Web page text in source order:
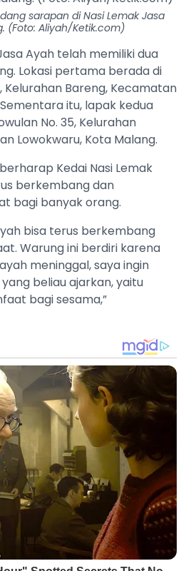
sarapan di Nasi Lemak Jasa
(Foto: Aliyah/Ketik.com)
Ayah telah memiliki dua
Lokasi pertama berada di
Kelurahan Bareng, Kecamatan
itu, lapak kedua
No. 35, Kelurahan
Lowokwaru, Kota Malang.
Kedai Nasi Lemak
berkembang dan
bagi banyak orang.
bisa terus berkembang
Warung ini berdiri karena
meninggal, saya ingin
beliau ajarkan, yaitu
bagi sesama,”